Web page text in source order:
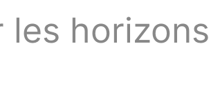
les horizons